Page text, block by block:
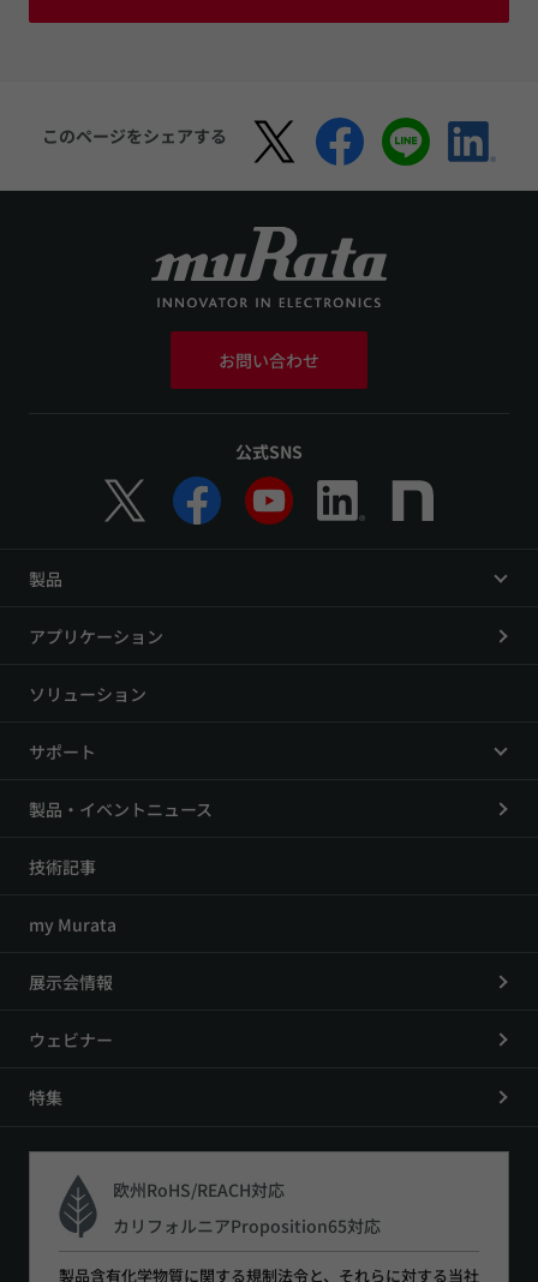
このページをシェアする
お問い合わせ
公式SNS
製品
アプリケーション
ソリューション
サポート
製品・イベントニュース
技術記事
my Murata
展示会情報
ウェビナー
特集
欧州RoHS/REACH対応
カリフォルニアProposition65対応
製品含有化学物質に関する規制法令と、それらに対する当社